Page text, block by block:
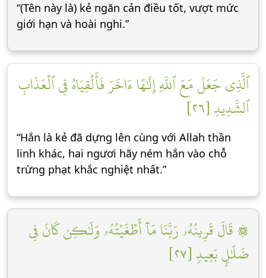
“(Tên này là) kẻ ngăn cản điều tốt, vượt mức
giới hạn và hoài nghi.”
ٱلَّذِي جَعَلَ مَعَ ٱللَّهِ إِلَٰهًا ءَاخَرَ فَأَلۡقِيَاهُ فِي ٱلۡعَذَابِ
ٱلشَّدِيدِ [٢٦]
“Hắn là kẻ đã dựng lên cùng với Allah thần
linh khác, hai ngươi hãy ném hắn vào chỗ
trừng phạt khắc nghiệt nhất.”
۞ قَالَ قَرِينُهُۥ رَبَّنَا مَآ أَطۡغَيۡتُهُۥ وَلَٰكِن كَانَ فِي
ضَلَٰلِۭ بَعِيدٖ [٢٧]